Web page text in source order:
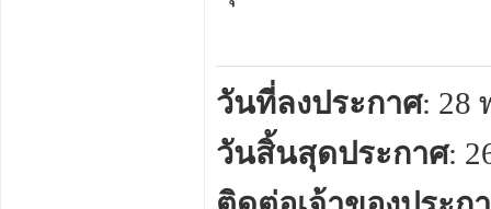
วันที่ลงประกาศ: 28
วันสิ้นสุดประกาศ: